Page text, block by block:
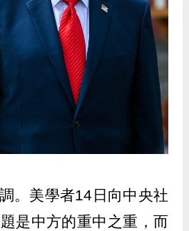
。美學者14日向中央社
是中方的重中之重，而